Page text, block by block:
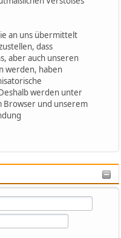
an uns übermittelt
dass
aber auch unseren
werden, haben
werden unter
Browser und unserem